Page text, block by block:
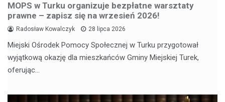
MOPS w Turku organizuje bezpłatne warsztaty
prawne – zapisz się na wrzesień 2026!
Radosław Kowalczyk 28 lipca 2026
Miejski Ośrodek Pomocy Społecznej w Turku przygotował
wyjątkową okazję dla mieszkańców Gminy Miejskiej Turek,
oferując…